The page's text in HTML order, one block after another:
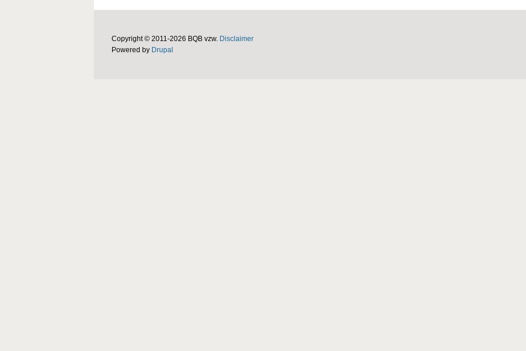
Copyright © 2011-2026 BQB vzw. Disclaimer
Powered by Drupal